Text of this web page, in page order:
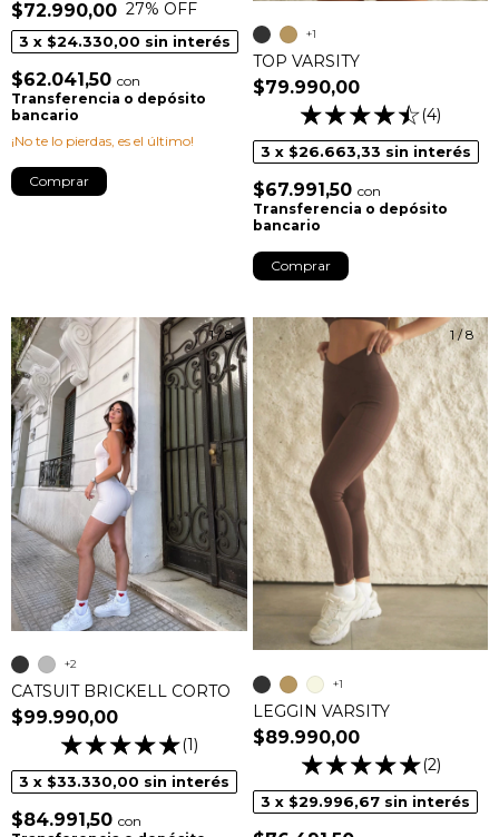
$72.990,00 27% OFF
3 x $24.330,00 sin interés
$62.041,50 con
Transferencia o depósito
bancario
¡No te lo pierdas, es el último!
Comprar
TOP VARSITY
$79.990,00
(4)
3 x $26.663,33 sin interés
$67.991,50 con
Transferencia o depósito
bancario
+1
Comprar
1/8
CATSUIT BRICKELL CORTO
$99.990,00
(1)
3 x $33.330,00 sin interés
$84.991,50 con
+2
1/8
LEGGIN VARSITY
$89.990,00
(2)
3 x $29.996,67 sin interés
+1